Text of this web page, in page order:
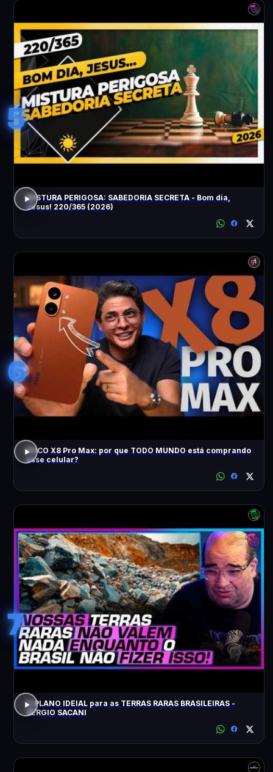
5
MISTURA PERIGOSA: SABEDORIA SECRETA - Bom dia,
Jesus! 220/365 (2026)
6
POCO X8 Pro Max: por que TODO MUNDO está comprando
esse celular?
7
O PLANO IDEIAL para as TERRAS RARAS BRASILEIRAS -
SÉRGIO SACANI